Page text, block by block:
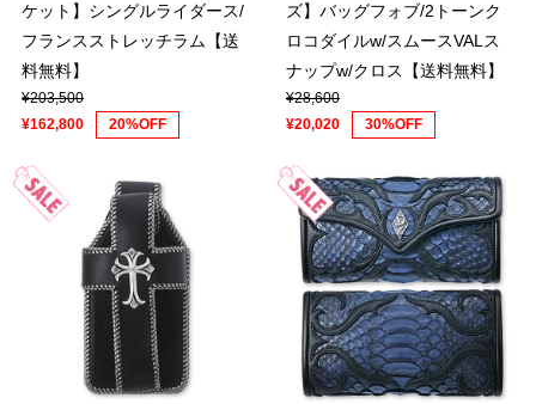
ケット】シングルライダース/
フランスストレッチラム【送
料無料】
¥203,500
¥162,800
20%OFF
ズ】バッグフォブ/2トーンク
ロコダイルw/スムースVALス
ナップw/クロス【送料無料】
¥28,600
¥20,020
30%OFF